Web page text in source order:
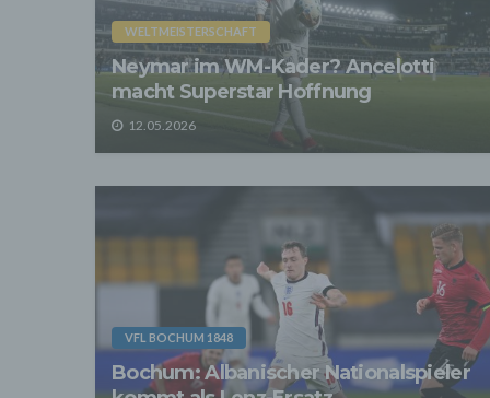
WELTMEISTERSCHAFT
Neymar im WM-Kader? Ancelotti
macht Superstar Hoffnung
12.05.2026
VFL BOCHUM 1848
Bochum: Albanischer Nationalspieler
- Die
- Die
Wir